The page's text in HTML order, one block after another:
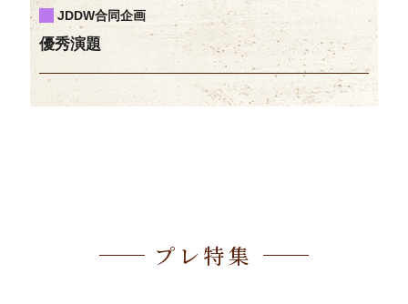
JDDW合同企画
優秀演題
プレ特集